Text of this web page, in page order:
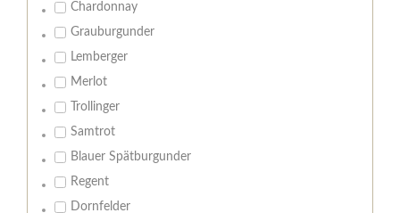
Chardonnay
Grauburgunder
Lemberger
Merlot
Trollinger
Samtrot
Blauer Spätburgunder
Regent
Dornfelder